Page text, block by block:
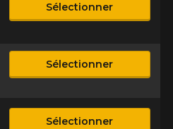
Sélectionner
Sélectionner
Sélectionner